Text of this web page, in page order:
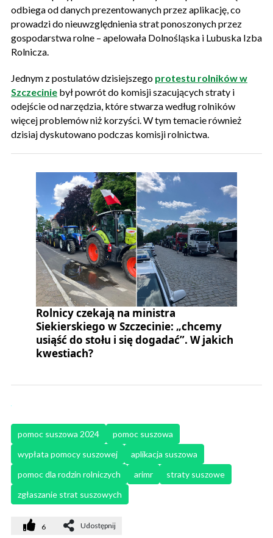
odbiega od danych prezentowanych przez aplikację, co
prowadzi do nieuwzględnienia strat ponoszonych przez
gospodarstwa rolne – apelowała Dolnośląska i Lubuska Izba
Rolnicza.
Jednym z postulatów dzisiejszego protestu rolników w
Szczecinie był powrót do komisji szacujących straty i
odejście od narzędzia, które stwarza według rolników
więcej problemów niż korzyści. W tym temacie również
dzisiaj dyskutowano podczas komisji rolnictwa.
Rolnicy czekają na ministra
Siekierskiego w Szczecinie: „chcemy
usiąść do stołu i się dogadać”. W jakich
kwestiach?
pomoc suszowa 2024
pomoc suszowa
wypłata pomocy suszowej
aplikacja suszowa
pomoc dla rodzin rolniczych
arimr
straty suszowe
zgłaszanie strat suszowych
6 Udostępnij